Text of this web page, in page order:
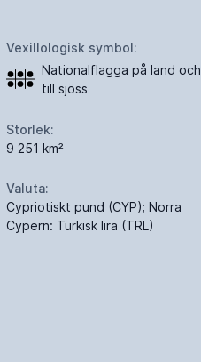
Vexillologisk symbol:
Nationalflagga på land och
till sjöss
Storlek:
9 251 km²
Valuta:
Cypriotiskt pund (CYP); Norra
Cypern: Turkisk lira (TRL)